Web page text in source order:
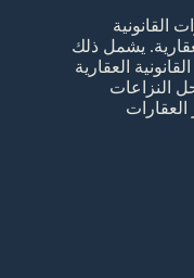
يشمل ذلك
العقارية
النزاعات
العقارات